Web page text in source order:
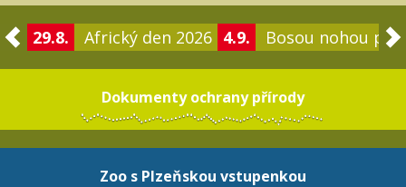
29.8. Africký den 2026 4.9. Bosou nohou po
Dokumenty ochrany přírody
Zoo s Plzeňskou vstupenkou